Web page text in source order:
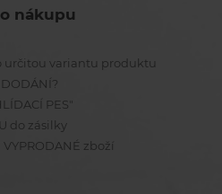
nákupu
určitou variantu produktu
PES"
do zásilky
zboží